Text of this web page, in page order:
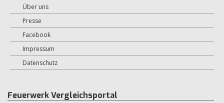
Über uns
Presse
Facebook
Impressum
Datenschutz
Feuerwerk Vergleichsportal